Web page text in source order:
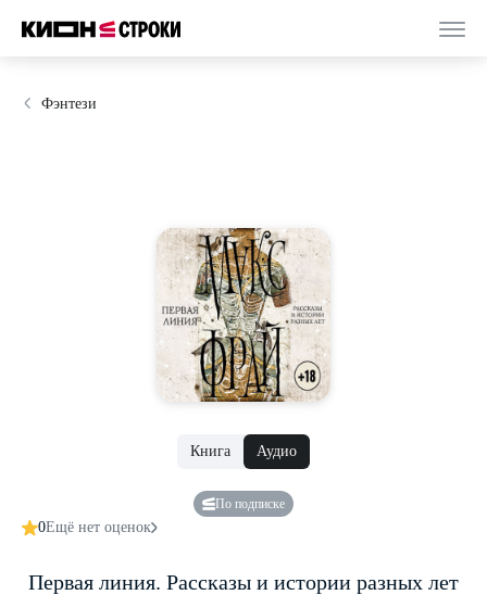
Фэнтези
Книга Аудио
По подписке
0Ещё нет оценок
Первая линия. Рассказы и истории разных лет